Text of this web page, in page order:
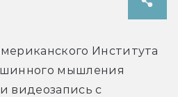
Института
мышления
видеозапись с